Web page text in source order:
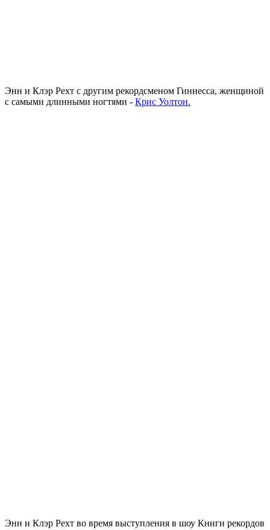
Энн и Клэр Рехт с другим рекордсменом Гиннесса, женщиной
с самыми длинными ногтями - Крис Уолтон.
Энн и Клэр Рехт во время выступления в шоу Книги рекордов